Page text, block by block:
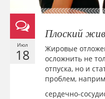
Июл
18
Плоский
Жировые
осложнить не
отпуска, но и
проблем,
сердечно-